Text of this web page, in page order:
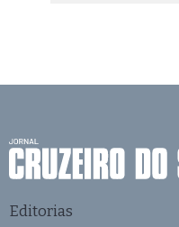
Editorias